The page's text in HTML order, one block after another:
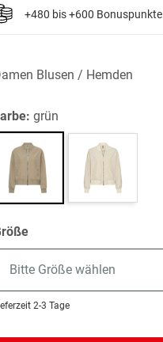
+480 bis +600 Bonuspunkte
Blusen / Hemden
grün
Bitte Größe wählen
2-3 Tage